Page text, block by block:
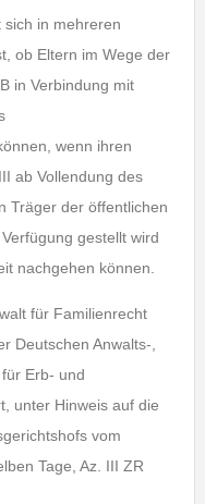
in mehreren
ob Eltern im Wege der
in Verbindung mit
wenn ihren
ab Vollendung des
Träger der öffentlichen
gestellt wird
nachgehen können.
für Familienrecht
Deutschen Anwalts-,
Erb- und
unter Hinweis auf die
vom
Tage, Az. III ZR